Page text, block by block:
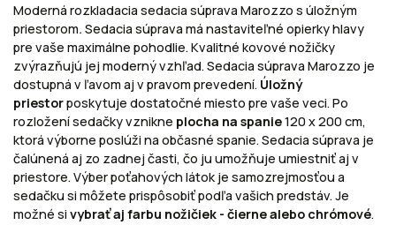
Moderná rozkladacia sedacia súprava Marozzo s úložným
priestorom.Sedacia súprava má nastaviteľné opierky hlavy
pre vaše maximálne pohodlie. Kvalitné kovové nožičky
zvýrazňujú jej moderný vzhľad. Sedacia súprava Marozzo je
dostupná v ľavom aj v pravom prevedení. Úložný
priestorposkytuje dostatočné miesto pre vaše veci. Po
rozložení sedačky vznikne plocha na spanie120 x 200 cm,
ktorá výborne poslúži na občasné spanie. Sedacia súprava je
čalúnená aj zo zadnej časti, čo ju umožňuje umiestniť aj v
priestore. Výber poťahových látok je samozrejmosťou a
sedačku si môžete prispôsobiť podľa vašich predstáv.Je
možné si vybrať aj farbu nožičiek - čierne alebo chrómové.